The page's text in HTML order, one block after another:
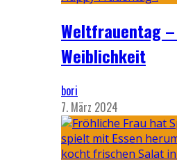
Weltfrauentag
Weiblichkeit
bori
7. März 2024